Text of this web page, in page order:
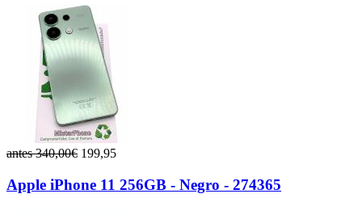
antes 340,00€ 199,95
Apple iPhone 11 256GB - Negro - 274365